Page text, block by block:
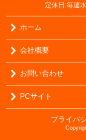
定休日:毎週
ホーム
会社概要
お問い合わせ
PCサイト
プライバ